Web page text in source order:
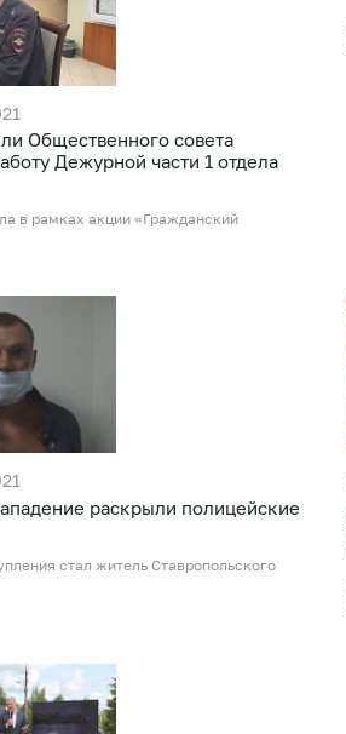
Общественного совета
Дежурной части 1 отдела
в рамках акции «Гражданский
раскрыли полицейские
стал житель Ставропольского